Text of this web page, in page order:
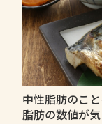
中性脂肪のこ
脂肪の数値が